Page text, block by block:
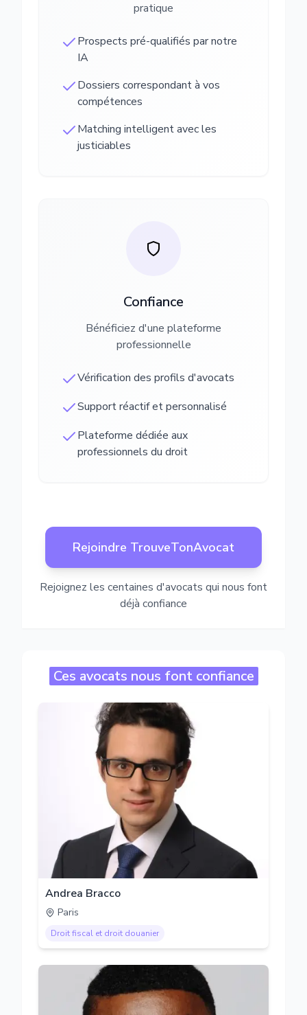
pratique
Prospects pré-qualifiés par notre
IA
Dossiers correspondant à vos
compétences
Matching intelligent avec les
justiciables
Confiance
Bénéficiez d'une plateforme
professionnelle
Vérification des profils d'avocats
Support réactif et personnalisé
Plateforme dédiée aux
professionnels du droit
Rejoindre TrouveTonAvocat
Rejoignez les centaines d'avocats qui nous font
déjà confiance
Ces avocats nous font confiance
Andrea Bracco
Paris
Droit fiscal et droit douanier